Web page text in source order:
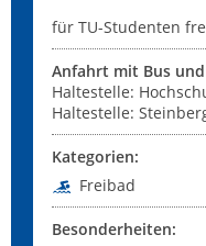
für TU-Studenten
Anfahrt mit Bus
Haltestelle:
Haltestelle:
Kategorien:
Freibad
Besonderheiten: